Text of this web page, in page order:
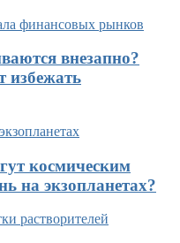
внезапно?
избежать
космическим
на экзопланетах?